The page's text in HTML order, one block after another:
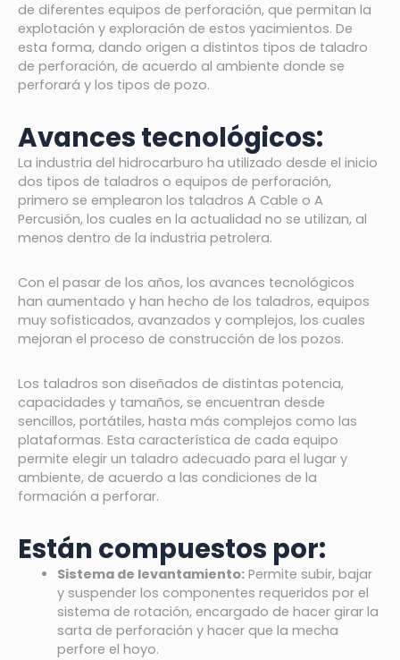
de diferentes equipos de perforación, que permitan la
explotación y exploración de estos yacimientos. De
esta forma, dando origen a distintos tipos de taladro
de perforación, de acuerdo al ambiente donde se
perforará y los tipos de pozo.
Avances tecnológicos:
La industria del hidrocarburo ha utilizado desde el inicio
dos tipos de taladros o equipos de perforación,
primero se emplearon los taladros A Cable o A
Percusión, los cuales en la actualidad no se utilizan, al
menos dentro de la industria petrolera.
Con el pasar de los años, los avances tecnológicos
han aumentado y han hecho de los taladros, equipos
muy sofisticados, avanzados y complejos, los cuales
mejoran el proceso de construcción de los pozos.
Los taladros son diseñados de distintas potencia,
capacidades y tamaños, se encuentran desde
sencillos, portátiles, hasta más complejos como las
plataformas. Esta característica de cada equipo
permite elegir un taladro adecuado para el lugar y
ambiente, de acuerdo a las condiciones de la
formación a perforar.
Están compuestos por:
Sistema de levantamiento:Permite subir, bajar
y suspender los componentes requeridos por el
sistema de rotación, encargado de hacer girar la
sarta de perforación y hacer que la mecha
perfore el hoyo.